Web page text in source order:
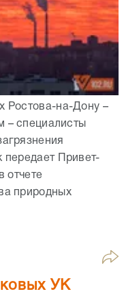
Ростова-на-Дону –
– специалисты
передает Привет-
отчете
природных
УК